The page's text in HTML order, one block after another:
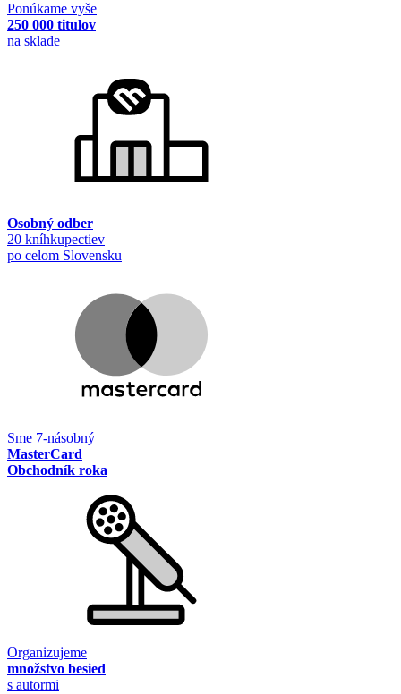
Ponúkame vyše
250 000 titulov
na sklade
Osobný odber
20 kníhkupectiev
po celom Slovensku
Sme 7-násobný
MasterCard
Obchodník roka
Organizujeme
množstvo besied
s autormi